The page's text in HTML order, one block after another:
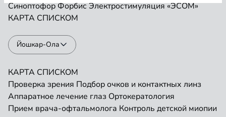
СиноптофорФорбисЭлектростимуляция «ЭСОМ»
КАРТА СПИСКОМ
Йошкар-Ола
КАРТА СПИСКОМ
Проверка зрения Подбор очков и контактных линз
Аппаратное лечение глаз Ортокератология
Прием врача-офтальмолога Контроль детской миопии